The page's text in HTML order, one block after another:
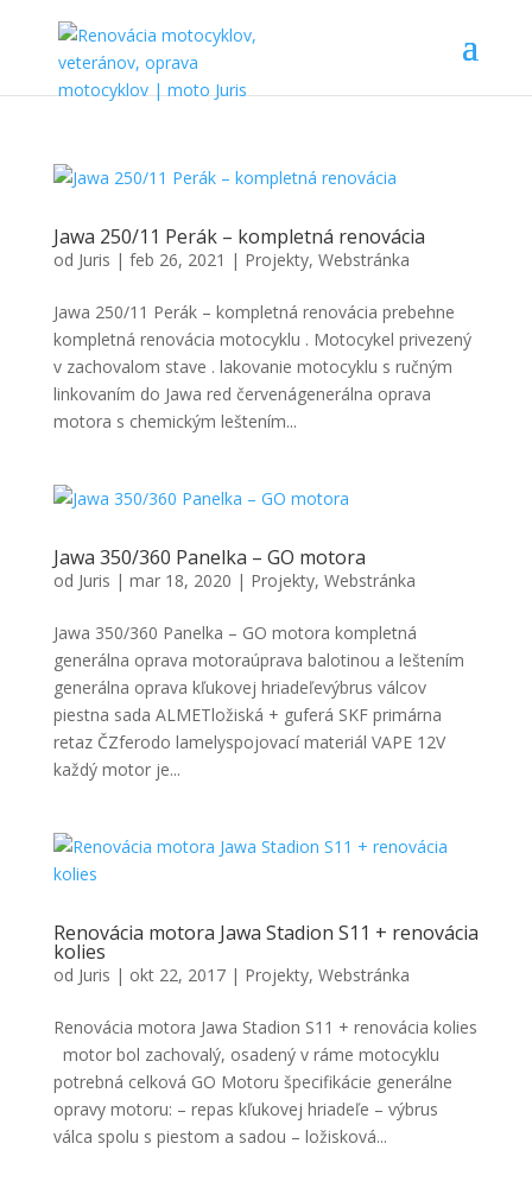
Jawa 250/11 Perák – kompletná renovácia
od Juris | feb 26, 2021 | Projekty, Webstránka
Jawa 250/11 Perák – kompletná renovácia prebehne
kompletná renovácia motocyklu . Motocykel privezený
v zachovalom stave . lakovanie motocyklu s ručným
linkovaním do Jawa red červenágenerálna oprava
motora s chemickým leštením...
Jawa 350/360 Panelka – GO motora
od Juris | mar 18, 2020 | Projekty, Webstránka
Jawa 350/360 Panelka – GO motora kompletná
generálna oprava motoraúprava balotinou a leštením
generálna oprava kľukovej hriadeľevýbrus válcov
piestna sada ALMETložiská + guferá SKF primárna
retaz ČZferodo lamelyspojovací materiál VAPE 12V
každý motor je...
Renovácia motora Jawa Stadion S11 + renovácia
kolies
od Juris | okt 22, 2017| Projekty, Webstránka
Renovácia motora Jawa Stadion S11 + renovácia kolies
motor bol zachovalý, osadený v ráme motocyklu
potrebná celková GO Motoru špecifikácie generálne
opravy motoru: – repas kľukovej hriadeľe – výbrus
válca spolu s piestom a sadou – ložisková...